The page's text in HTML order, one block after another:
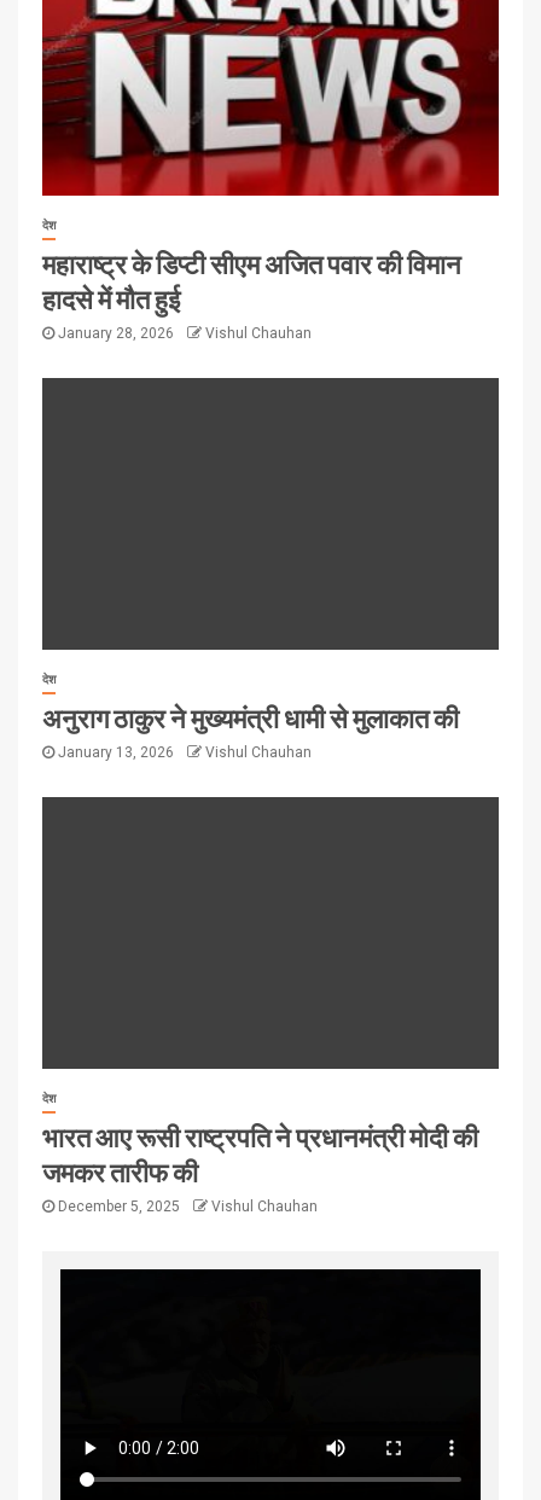
देश
महाराष्ट्र के डिप्टी सीएम अजित पवार की विमान
हादसे में मौत हुई
January 28, 2026 Vishul Chauhan
देश
अनुराग ठाकुर ने मुख्यमंत्री धामी से मुलाकात की
January 13, 2026 Vishul Chauhan
देश
भारत आए रूसी राष्ट्रपति ने प्रधानमंत्री मोदी की
जमकर तारीफ की
December 5, 2025 Vishul Chauhan